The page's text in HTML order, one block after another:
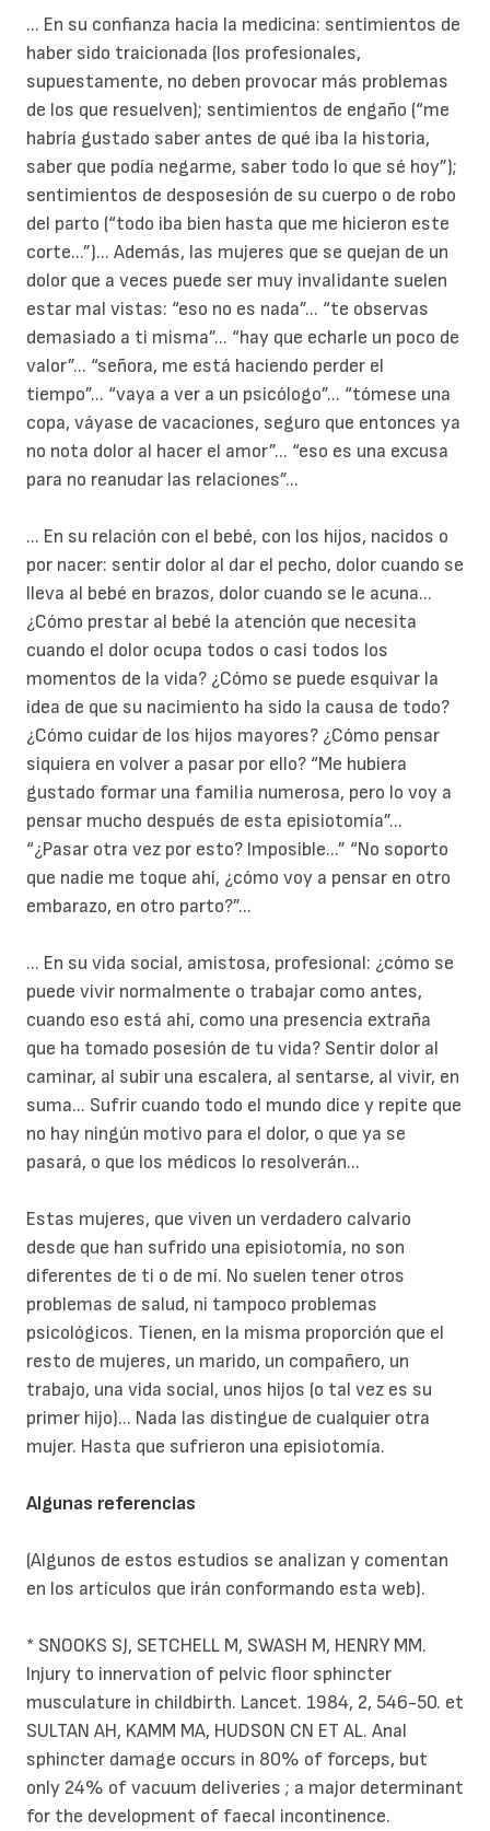
... En su confianza hacia la medicina: sentimientos de
haber sido traicionada (los profesionales,
supuestamente, no deben provocar más problemas
de los que resuelven); sentimientos de engaño (“me
habría gustado saber antes de qué iba la historia,
saber que podía negarme, saber todo lo que sé hoy”);
sentimientos de desposesión de su cuerpo o de robo
del parto (“todo iba bien hasta que me hicieron este
corte...”)... Además, las mujeres que se quejan de un
dolor que a veces puede ser muy invalidante suelen
estar mal vistas: “eso no es nada”... “te observas
demasiado a ti misma”... “hay que echarle un poco de
valor”... “señora, me está haciendo perder el
tiempo”... “vaya a ver a un psicólogo”... “tómese una
copa, váyase de vacaciones, seguro que entonces ya
no nota dolor al hacer el amor”... “eso es una excusa
para no reanudar las relaciones”...
... En su relación con el bebé, con los hijos, nacidos o
por nacer: sentir dolor al dar el pecho, dolor cuando se
lleva al bebé en brazos, dolor cuando se le acuna...
¿Cómo prestar al bebé la atención que necesita
cuando el dolor ocupa todos o casi todos los
momentos de la vida? ¿Cómo se puede esquivar la
idea de que su nacimiento ha sido la causa de todo?
¿Cómo cuidar de los hijos mayores? ¿Cómo pensar
siquiera en volver a pasar por ello? “Me hubiera
gustado formar una familia numerosa, pero lo voy a
pensar mucho después de esta episiotomía”...
“¿Pasar otra vez por esto? Imposible...” “No soporto
que nadie me toque ahí, ¿cómo voy a pensar en otro
embarazo, en otro parto?”...
... En su vida social, amistosa, profesional: ¿cómo se
puede vivir normalmente o trabajar como antes,
cuando eso está ahí, como una presencia extraña
que ha tomado posesión de tu vida? Sentir dolor al
caminar, al subir una escalera, al sentarse, al vivir, en
suma... Sufrir cuando todo el mundo dice y repite que
no hay ningún motivo para el dolor, o que ya se
pasará, o que los médicos lo resolverán...
Estas mujeres, que viven un verdadero calvario
desde que han sufrido una episiotomía, no son
diferentes de ti o de mí. No suelen tener otros
problemas de salud, ni tampoco problemas
psicológicos. Tienen, en la misma proporción que el
resto de mujeres, un marido, un compañero, un
trabajo, una vida social, unos hijos (o tal vez es su
primer hijo)... Nada las distingue de cualquier otra
mujer. Hasta que sufrieron una episiotomía.
Algunas referencias
(Algunos de estos estudios se analizan y comentan
en los artículos que irán conformando esta web).
* SNOOKS SJ, SETCHELL M, SWASH M, HENRY MM.
Injury to innervation of pelvic floor sphincter
musculature in childbirth. Lancet. 1984, 2, 546-50. et
SULTAN AH, KAMM MA, HUDSON CN ET AL. Anal
sphincter damage occurs in 80% of forceps, but
only 24% of vacuum deliveries ; a major determinant
for the development of faecal incontinence.